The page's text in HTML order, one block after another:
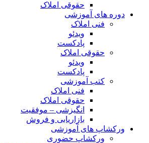
حقوقی املاک
دوره های آموزشی
فنی املاک
ویدئو
پادکست
حقوقی املاک
ویدئو
پادکست
کتب آموزشی
فنی املاک
حقوقی املاک
انگیزشی – موفقیت
بازاریابی و فروش
ورکشاپ های آموزشی
ورکشاپ حضوری